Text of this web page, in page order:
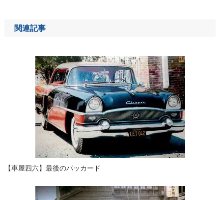
ナ
ビ
関連記事
【車屋四六】最後のパッカード